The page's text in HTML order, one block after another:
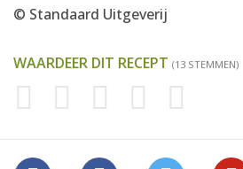
© Standaard Uitgeverij
WAARDEER DIT RECEPT (13 STEMMEN)